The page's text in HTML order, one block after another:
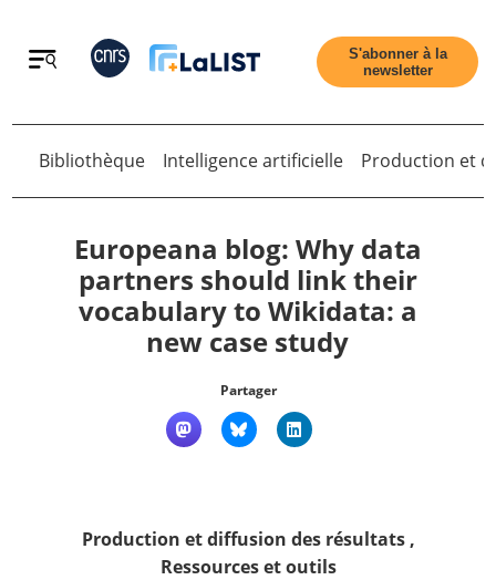
Retour
Accueil
Qui sommes nous ?
S'abonner à la
newsletter
Retour
Bibliothèque Intelligence artificielle Production et
Europeana blog: Why data
partners should link their
vocabulary to Wikidata: a
new case study
Partager
Production et diffusion des résultats,
Ressources et outils